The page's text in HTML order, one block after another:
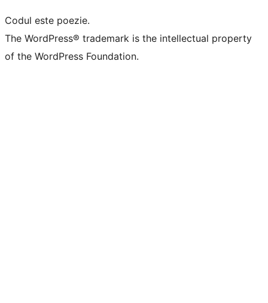
Codul este poezie.
The WordPress® trademark is the intellectual property
of the WordPress Foundation.